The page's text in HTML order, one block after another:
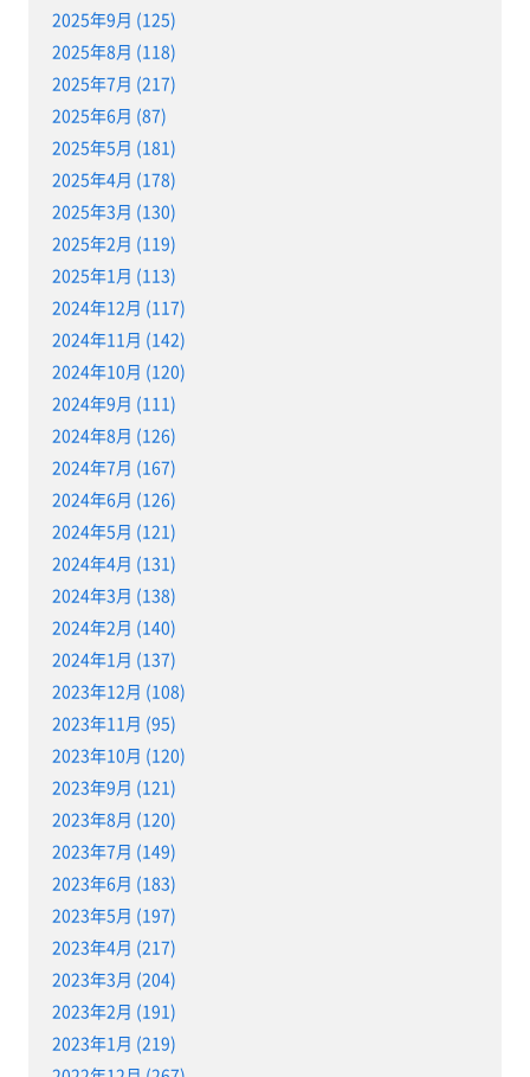
2025年9月 (125)
2025年8月 (118)
2025年7月 (217)
2025年6月 (87)
2025年5月 (181)
2025年4月 (178)
2025年3月 (130)
2025年2月 (119)
2025年1月 (113)
2024年12月 (117)
2024年11月 (142)
2024年10月 (120)
2024年9月 (111)
2024年8月 (126)
2024年7月 (167)
2024年6月 (126)
2024年5月 (121)
2024年4月 (131)
2024年3月 (138)
2024年2月 (140)
2024年1月 (137)
2023年12月 (108)
2023年11月 (95)
2023年10月 (120)
2023年9月 (121)
2023年8月 (120)
2023年7月 (149)
2023年6月 (183)
2023年5月 (197)
2023年4月 (217)
2023年3月 (204)
2023年2月 (191)
2023年1月 (219)